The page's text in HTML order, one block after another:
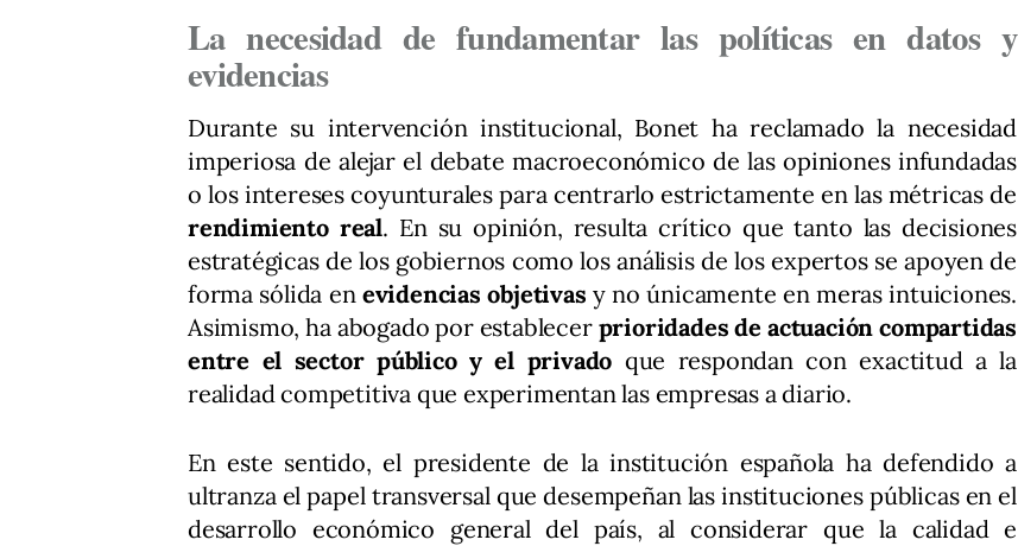
La necesidad de fundamentar las políticas en datos y
evidencias
Durante su intervención institucional, Bonet ha reclamado la necesidad
imperiosa de alejar el debate macroeconómico de las opiniones infundadas
o los intereses coyunturales para centrarlo estrictamente en las métricas de
rendimiento real. En su opinión, resulta crítico que tanto las decisiones
estratégicas de los gobiernos como los análisis de los expertos se apoyen de
forma sólida en evidencias objetivas y no únicamente en meras intuiciones.
Asimismo, ha abogado por establecer prioridades de actuación compartidas
entre el sector público y el privado que respondan con exactitud a la
realidad competitiva que experimentan las empresas a diario.
En este sentido, el presidente de la institución española ha defendido a
ultranza el papel transversal que desempeñan las instituciones públicas en el
desarrollo económico general del país, al considerar que la calidad e